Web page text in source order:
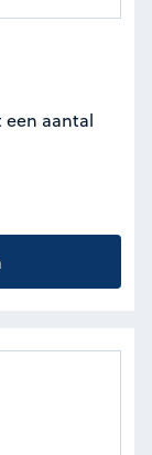
een aantal